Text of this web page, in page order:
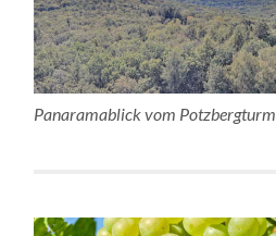
Panaramablick vom Potzbergturm